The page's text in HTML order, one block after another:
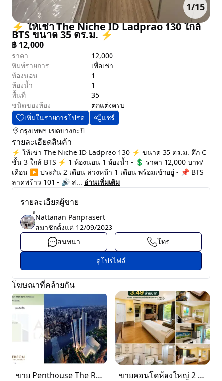
1/15
⚡ ให้เช่า The Niche ID Ladprao 130 ใกล้
BTS ขนาด 35 ตร.ม. ⚡
฿ 12,000
ราคา
12,000
พิมพ์รายการ
เพื่อเช่า
ห้องนอน
1
ห้องน้ำ
1
พื้นที่
35
ชนิดของห้อง
ตกแต่งครบ
เพิ่มในรายการโปรด
แชร์
กรุงเทพฯ เขตบางกะปิ
รายละเอียดสินค้า
⚡ ให้เช่า The Niche ID Ladprao 130 ⚡ ขนาด 35 ตร.ม. ตึก C
ชั้น 3 ใกล้ BTS ⚡ 1 ห้องนอน 1 ห้องน้ำ - 💲 ราคา 12,000 บาท/
เดือน ▶️ ประกัน 2 เดือน ล่วงหน้า 1 เดือน พร้อมเข้าอยู่ - 📌 BTS
ลาดพร้าว 101 - 🔊 ส... อ่านเพิ่มเติม
รายละเอียดผู้ขาย
์์Nattanan Panprasert
สมาชิกตั้งแต่ 12/09/2023
สนทนา
โทร
ดูโปรไฟล์
โฆษณาที่คล้ายกัน
ขาย Penthouse The Residences at Mandarin Oriental Bangkok (ICONSIAM)
ขายคอนโดห้องใหญ่ 2 ห้องนอน ทำเลพระราม 8 Lumpini Place Rama VIII